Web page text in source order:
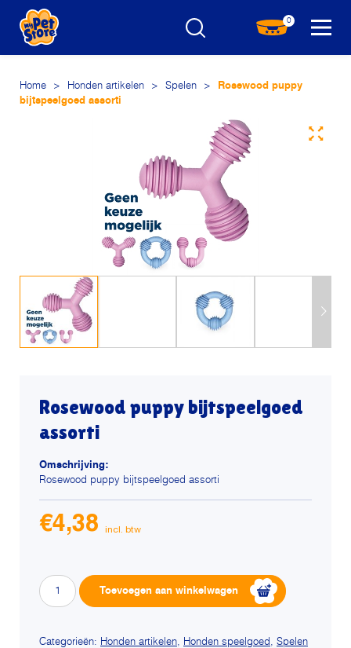
0
Home > Honden artikelen > Spelen >
Rosewood puppy
bijtspeelgoed assorti
Rosewood puppy bijtspeelgoed
assorti
Omschrijving:
Rosewood puppy bijtspeelgoed assorti
€4,38
Rosewood
puppy
aantal
Toevoegen aan winkelwagen
Categorieën: Honden artikelen, Honden speelgoed, Spelen